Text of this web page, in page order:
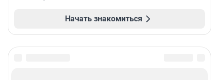
Начать знакомиться